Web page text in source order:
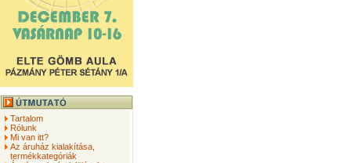
Tartalom
Rólunk
Mi van itt?
Az áruház kialakítása,
termékkategóriák